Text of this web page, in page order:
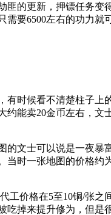
匪的更新，押镖任务变
要6500左右的功力就
时候看不清楚柱子上
能卖20金币左右，文
的文士可以说是一夜暴
时一张地图的价格约
工价格在5至10铜/张之
吃掉来提升修为，但是